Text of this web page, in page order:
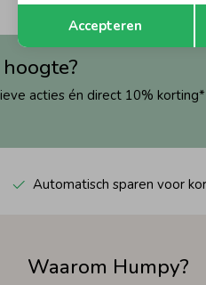
acties én direct 10%
Automatisch sparen voor
Waarom Humpy?
Terug
Accepteren